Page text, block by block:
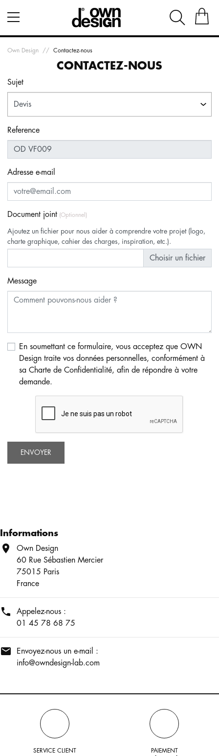
Own Design Contactez-nous
Informations

Own Design
60 Rue Sébastien Mercier
75015 Paris
France

Appelez-nous :
01 45 78 68 75

Envoyez-nous un e-mail :
info@owndesign-lab.com
CONTACTEZ-NOUS
Sujet
Reference
Adresse e-mail
Document joint (Optionnel)
Ajoutez un fichier pour nous aider à comprendre votre projet (logo,
charte graphique, cahier des charges, inspiration, etc.).
Message
En soumettant ce formulaire, vous acceptez que OWN
Design traite vos données personnelles, conformément à
sa Charte de Confidentialité, afin de répondre à votre
demande.
SERVICE CLIENT
PAIEMENT